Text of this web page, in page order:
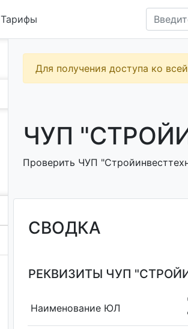
Тарифы
Для получения доступа ко
ЧУП
Проверить ЧУП
СВОДКА
РЕКВИЗИТЫ ЧУП
Наименование ЮЛ